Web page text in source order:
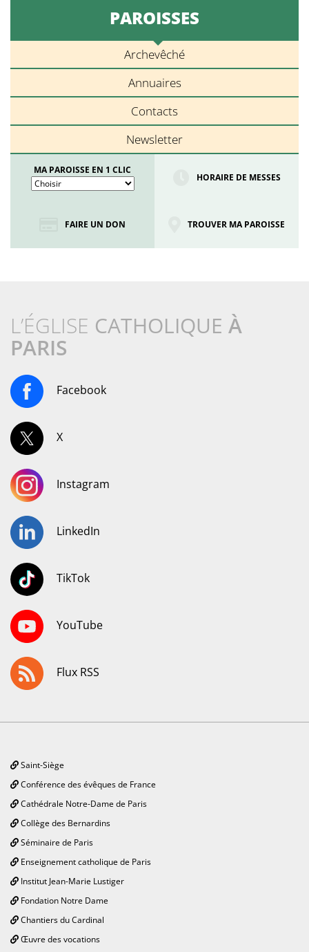
PAROISSES
Archevêché
Annuaires
Contacts
Newsletter
MA PAROISSE EN 1 CLIC
HORAIRE DE MESSES
FAIRE UN DON TROUVER MA PAROISSE
L’ÉGLISE CATHOLIQUE À
PARIS
Facebook
X
Instagram
LinkedIn
TikTok
YouTube
Flux RSS
Saint-Siège
Conférence des évêques de France
Cathédrale Notre-Dame de Paris
Collège des Bernardins
Séminaire de Paris
Enseignement catholique de Paris
Institut Jean-Marie Lustiger
Fondation Notre Dame
Chantiers du Cardinal
Œuvre des vocations